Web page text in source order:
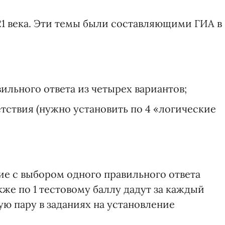
века. Эти темы были составляющими ГИА в
ответа из четырех вариантов;
(нужно установить по 4 «логические
с выбором одного правильного ответа
по 1 тестовому баллу дадут за каждый
пару в заданиях на установление